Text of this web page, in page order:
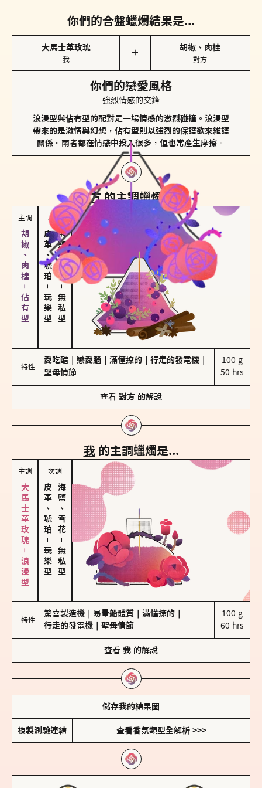
你們的合盤蠟燭結果是...
大馬士革玫瑰
我
＋
胡椒、肉桂
對方
你們的戀愛風格
強烈情感的交鋒
浪漫型與佔有型的配對是一場情感的激烈碰撞。浪漫型
帶來的是激情與幻想，佔有型則以強烈的保護欲來維護
關係。兩者都在情感中投入很多，但也常產生摩擦。
對方的主調蠟燭是...
主調
胡椒、肉桂－佔有型
次調
皮革、琥珀
－
玩樂型
海鹽、雪花
－
無私型
特性
愛吃醋 戀愛腦 滿懂撩的 行走的發電機
聖母情節
100 g
50 hrs
查看 對方 的解說
我 的主調蠟燭是...
主調
大馬士革玫瑰－浪漫型
次調
皮革、琥珀
－
玩樂型
海鹽、雪花
－
無私型
特性
驚喜製造機 易暈船體質 滿懂撩的
行走的發電機
聖母情節
100 g
60 hrs
查看 我 的解說
儲存我的結果圖
複製測驗連結 查看香氛類型全解析 >>>